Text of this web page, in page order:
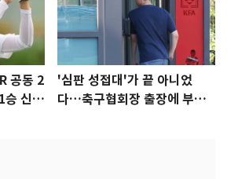
공동 2
승 신기
'심판 성접대'가 끝 아니었
다…축구협회장 출장에 부인